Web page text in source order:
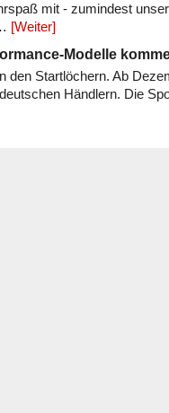
mit - zumindest unser
[Weiter]
Modelle
den Startlöchern. Ab
Händlern. Die